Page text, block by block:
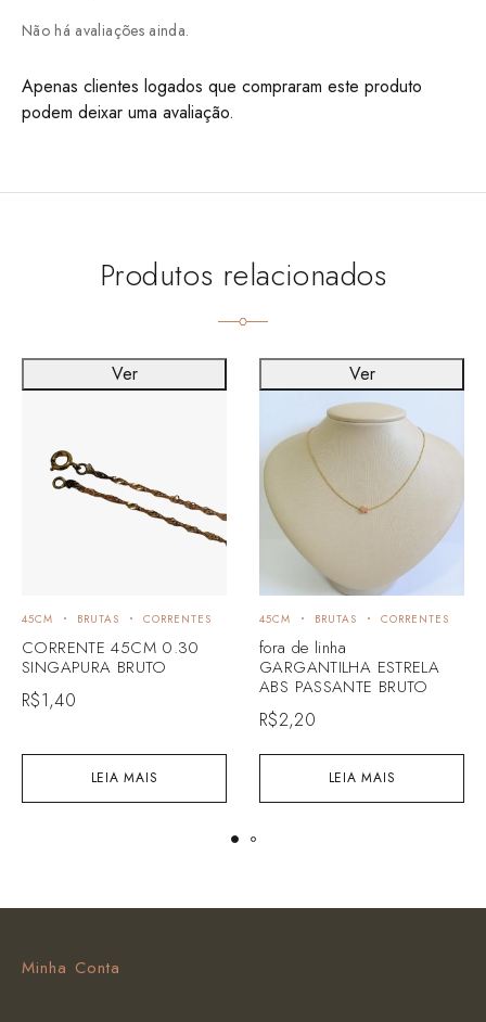
Não há avaliações ainda.
Apenas clientes logados que compraram este produto
podem deixar uma avaliação.
Produtos relacionados
LEIA MAIS
45CM BRUTAS CORRENTES
CORRENTE 45CM 0.30
SINGAPURA BRUTO
R$1,40
Ver
LEIA MAIS
45CM BRUTAS CORRENTES
fora de linha
GARGANTILHA ESTRELA
ABS PASSANTE BRUTO
R$2,20
Ver
Minha Conta